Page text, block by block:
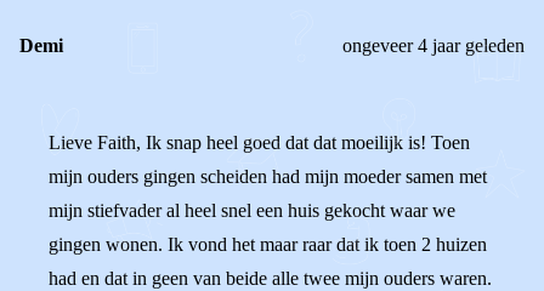
Demi ongeveer 4 jaar geleden
Lieve Faith, Ik snap heel goed dat dat moeilijk is! Toen
mijn ouders gingen scheiden had mijn moeder samen met
mijn stiefvader al heel snel een huis gekocht waar we
gingen wonen. Ik vond het maar raar dat ik toen 2 huizen
had en dat in geen van beide alle twee mijn ouders waren.